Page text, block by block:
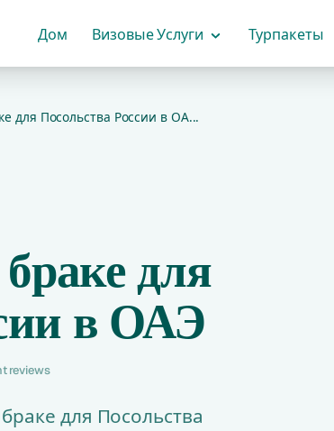
Дом Визовые Услуги Турпакеты
для Посольства России в ОА...
для
в ОАЭ
reviews
для Посольства